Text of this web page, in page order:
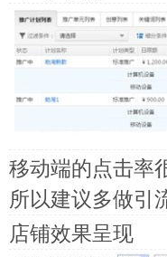
移动端的点击率
所以建议多做引
店铺效果呈现